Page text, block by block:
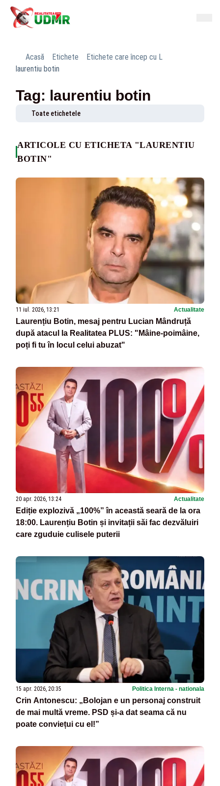
Acasă Etichete
Etichete care încep cu L
laurentiu botin
Tag: laurentiu botin
Toate etichetele
ARTICOLE CU ETICHETA "LAURENTIU
BOTIN"
11 iul. 2026, 13:21 Actualitate
Laurențiu Botin, mesaj pentru Lucian Mândruță
după atacul la Realitatea PLUS: "Mâine-poimâine,
poți fi tu în locul celui abuzat"
20 apr. 2026, 13:24 Actualitate
Ediție explozivă „100%” în această seară de la ora
18:00. Laurențiu Botin și invitații săi fac dezvăluiri
care zguduie culisele puterii
15 apr. 2026, 20:35 Politica Interna - nationala
Crin Antonescu: „Bolojan e un personaj construit
de mai multă vreme. PSD și-a dat seama că nu
poate conviețui cu el!”